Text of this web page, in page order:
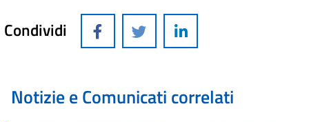
Condividi
Notizie e Comunicati correlati